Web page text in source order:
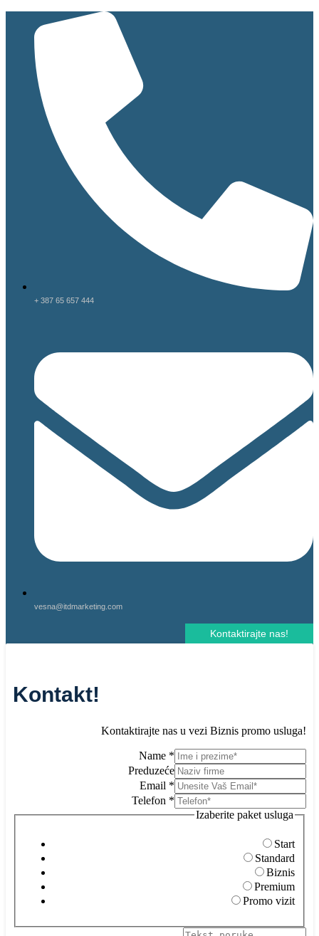
+ 387 65 657 444
vesna@itdmarketing.com
Kontaktirajte nas!
Kontakt!
Kontaktirajte nas u vezi Biznis promo usluga!
Name *
Preduzeće
Email *
Telefon *
Izaberite paket usluga
Start
Standard
Biznis
Premium
Promo vizit